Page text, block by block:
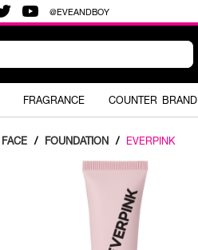
@EVEANDBOY
FRAGRANCE COUNTER BRAND
FACE / FOUNDATION / EVERPINK